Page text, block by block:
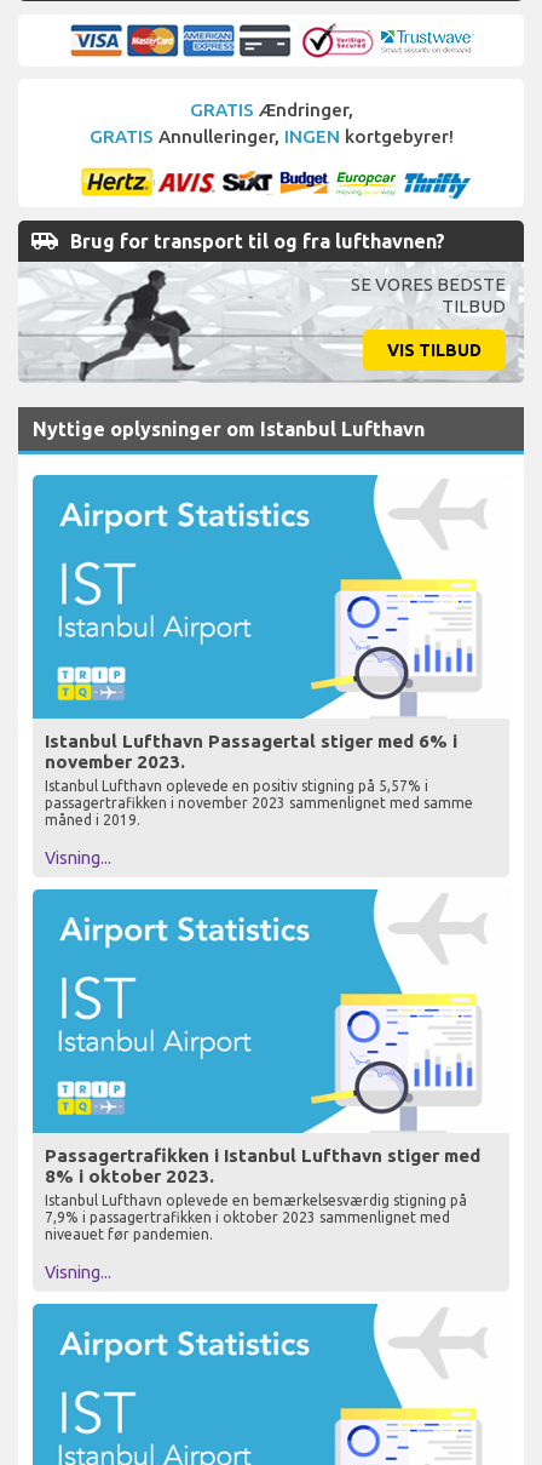
GRATIS Ændringer,
GRATIS Annulleringer, INGEN kortgebyrer!
airport_shuttle Brug for transport til og fra lufthavnen?
SE VORES BEDSTE
TILBUD
VIS TILBUD
Nyttige oplysninger om Istanbul Lufthavn
Istanbul Lufthavn Passagertal stiger med 6% i
november 2023.
Istanbul Lufthavn oplevede en positiv stigning på 5,57% i
passagertrafikken i november 2023 sammenlignet med samme
måned i 2019.
Visning...
Passagertrafikken i Istanbul Lufthavn stiger med
8% i oktober 2023.
Istanbul Lufthavn oplevede en bemærkelsesværdig stigning på
7,9% i passagertrafikken i oktober 2023 sammenlignet med
niveauet før pandemien.
Visning...